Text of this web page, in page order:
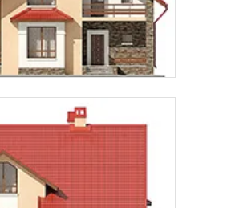
Звонок
MAX
на обработку персональных данных
что ознакомлен(а) сполитикой